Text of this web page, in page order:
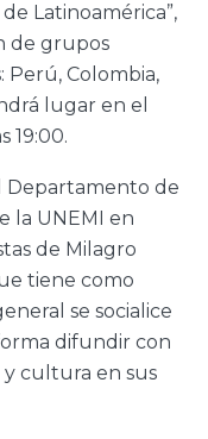
Latinoamérica”,
de grupos
Perú, Colombia,
lugar en el
19:00.
Departamento de
la UNEMI en
de Milagro
tiene como
se socialice
difundir con
cultura en sus